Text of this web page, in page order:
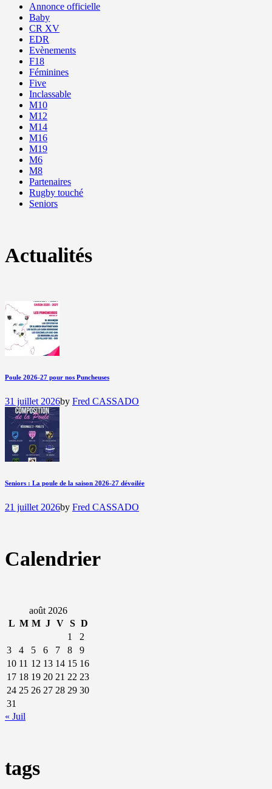
Annonce officielle
Baby
CR XV
EDR
Evènements
F18
Féminines
Five
Inclassable
M10
M12
M14
M16
M19
M6
M8
Partenaires
Rugby touché
Seniors
Actualités
Poule 2026-27 pour nos Puncheuses
31 juillet 2026by Fred CASSADO
Seniors : La poule de la saison 2026-27 dévoilée
21 juillet 2026by Fred CASSADO
Calendrier
août 2026
L M M J V S D
1
2
3
4 5 6 7 8
9
10 11 12 13 14 15 16
17 18 19 20 21 22 23
24 25 26 27 28 29 30
31
« Juil
tags